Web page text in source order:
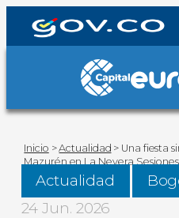
Inicio >Actualidad > Una fiesta
Mazurén en La Nevera Sesiones
Actualidad
24 Jun. 2026